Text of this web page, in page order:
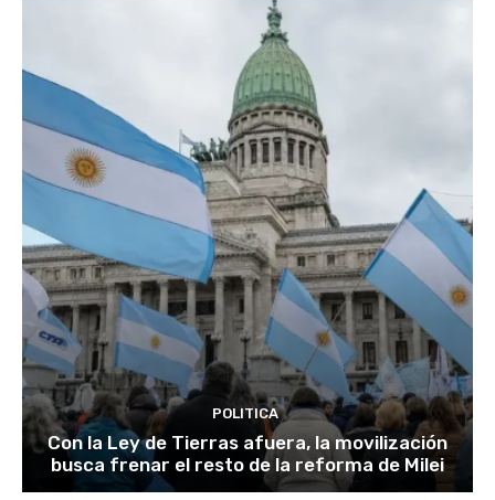
POLITICA
Con la Ley de Tierras afuera, la movilización
busca frenar el resto de la reforma de Milei